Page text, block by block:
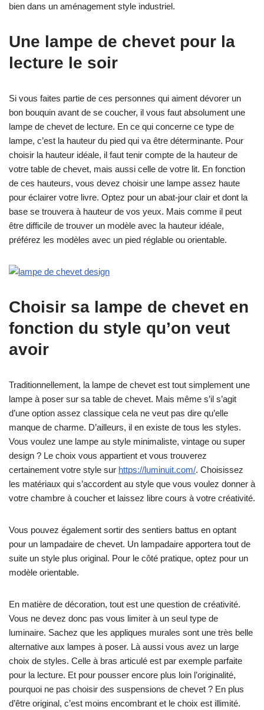
bien dans un aménagement style industriel.
Une lampe de chevet pour la
lecture le soir
Si vous faites partie de ces personnes qui aiment dévorer un
bon bouquin avant de se coucher, il vous faut absolument une
lampe de chevet de lecture. En ce qui concerne ce type de
lampe, c’est la hauteur du pied qui va être déterminante. Pour
choisir la hauteur idéale, il faut tenir compte de la hauteur de
votre table de chevet, mais aussi celle de votre lit. En fonction
de ces hauteurs, vous devez choisir une lampe assez haute
pour éclairer votre livre. Optez pour un abat-jour clair et dont la
base se trouvera à hauteur de vos yeux. Mais comme il peut
être difficile de trouver un modèle avec la hauteur idéale,
préférez les modèles avec un pied réglable ou orientable.
Choisir sa lampe de chevet en
fonction du style qu’on veut
avoir
Traditionnellement, la lampe de chevet est tout simplement une
lampe à poser sur sa table de chevet. Mais même s’il s’agit
d’une option assez classique cela ne veut pas dire qu’elle
manque de charme. D’ailleurs, il en existe de tous les styles.
Vous voulez une lampe au style minimaliste, vintage ou super
design ? Le choix vous appartient et vous trouverez
certainement votre style sur https://luminuit.com/. Choisissez
les matériaux qui s’accordent au style que vous voulez donner à
votre chambre à coucher et laissez libre cours à votre créativité.
Vous pouvez également sortir des sentiers battus en optant
pour un lampadaire de chevet. Un lampadaire apportera tout de
suite un style plus original. Pour le côté pratique, optez pour un
modèle orientable.
En matière de décoration, tout est une question de créativité.
Vous ne devez donc pas vous limiter à un seul type de
luminaire. Sachez que les appliques murales sont une très belle
alternative aux lampes à poser. Là aussi vous avez un large
choix de styles. Celle à bras articulé est par exemple parfaite
pour la lecture. Et pour pousser encore plus loin l’originalité,
pourquoi ne pas choisir des suspensions de chevet ? En plus
d’être original, c’est moins encombrant et le choix est illimité.